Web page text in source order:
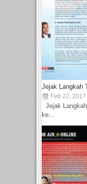
Jejak Langkah
Feb 22, 2017
Jejak
ke...